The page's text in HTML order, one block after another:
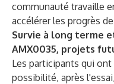
communauté travaille
accélérer les progrès de
Survie à long terme
AMX0035, projets
Les participants qui ont
possibilité, après